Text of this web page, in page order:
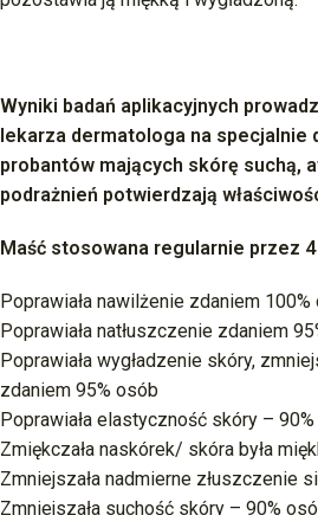
Wyniki badań aplikacyjnych
lekarza dermatologa na specjalnie
probantów mających skórę suchą,
podrażnień potwierdzają
Maść stosowana regularnie przez
Poprawiała nawilżenie zdaniem 100%
Poprawiała natłuszczenie zdaniem
Poprawiała wygładzenie skóry,
zdaniem 95% osób
Poprawiała elastyczność skóry –
Zmiękczała naskórek/ skóra była
Zmniejszała nadmierne złuszczenie
Zmniejszała suchość skóry – 90%